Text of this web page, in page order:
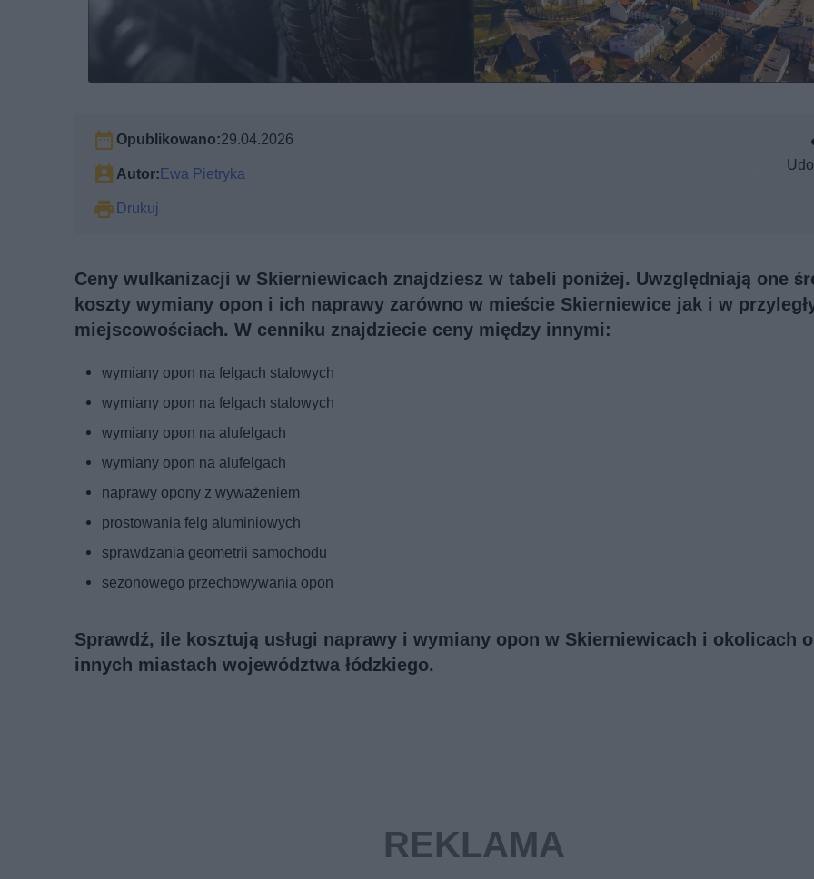
Opublikowano:29.04.2026
Autor: Ewa Pietryka
Drukuj
Ceny wulkanizacji w Skierniewicach znajdziesz w tabeli poniżej. Uwzględniają one
koszty wymiany opon i ich naprawy zarówno w mieście Skierniewice jak i w
miejscowościach. W cenniku znajdziecie ceny między innymi:
wymiany opon na felgach stalowych
wymiany opon na felgach stalowych
wymiany opon na alufelgach
wymiany opon na alufelgach
naprawy opony z wyważeniem
prostowania felg aluminiowych
sprawdzania geometrii samochodu
sezonowego przechowywania opon
Sprawdź, ile kosztują usługi naprawy i wymiany opon w Skierniewicach i okolicach
innych miastach województwa łódzkiego.